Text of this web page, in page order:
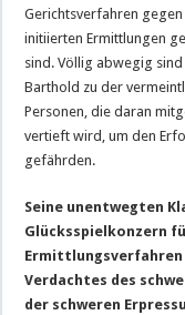
Gerichtsverfahren
initiierten Ermittlungen
sind. Völlig abwegig
Barthold zu der
Personen, die daran
vertieft wird, um den
gefährden.
Seine unentwegten
Glücksspielkonzern
Ermittlungsverfahren
Verdachtes des
der schweren